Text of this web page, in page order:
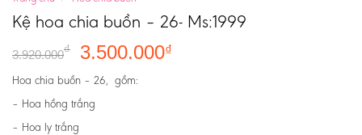
Kệ hoa chia buồn – 26- Ms:1999
3.920.000₫ 3.500.000₫
Hoa chia buồn – 26, gồm:
– Hoa hồng trắng
– Hoa ly trắng